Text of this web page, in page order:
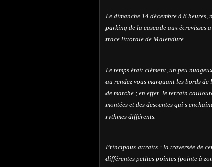
Le dimanche 14 décembre à 8
parking de la cascade aux écrevisses
trace littorale de Malendure.
Le temps était clément, un peu
au rendez vous marquant les bords
de marche ; en effet le terrain
montées et des descentes qui s
rythmes différents.
Principaux attraits : la traversée de
différentes petites pointes (pointe à